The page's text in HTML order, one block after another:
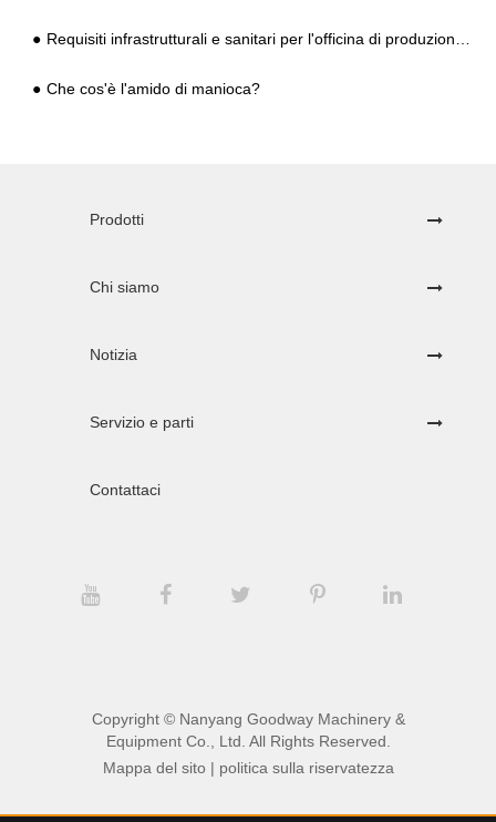
Requisiti infrastrutturali e sanitari per l'officina di produzione dell'impianto di lavorazione dell'amido di manioca
Che cos'è l'amido di manioca?
Prodotti
Chi siamo
Notizia
Servizio e parti
Contattaci
Copyright © Nanyang Goodway Machinery &
Equipment Co., Ltd. All Rights Reserved.
Mappa del sito| politica sulla riservatezza